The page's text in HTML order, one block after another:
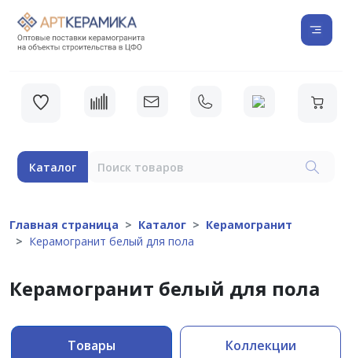
Каталог
Главная страница Каталог
Керамогранит
Керамогранит белый для пола
Керамогранит белый для пола
Товары Коллекции